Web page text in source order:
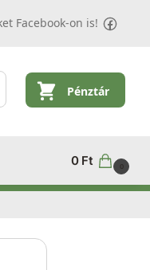
Facebook-on is!
Pénztár
0 Ft 0